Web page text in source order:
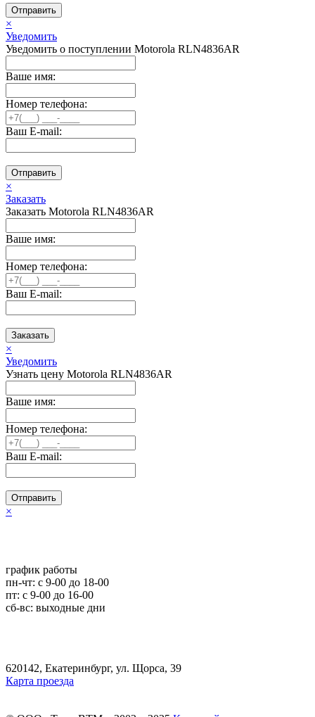
Отправить
×
Уведомить
Уведомить о поступлении Motorola RLN4836AR
Ваше имя:
Номер телефона:
Ваш E-mail:
Отправить
×
Заказать
Заказать Motorola RLN4836AR
Ваше имя:
Номер телефона:
Ваш E-mail:
Заказать
×
Уведомить
Узнать цену Motorola RLN4836AR
Ваше имя:
Номер телефона:
Ваш E-mail:
Отправить
×
график работы
пн-чт: c 9-00 до 18-00
пт: с 9-00 до 16-00
сб-вс: выходные дни
620142, Екатеринбург, ул. Щорса, 39
Карта проезда